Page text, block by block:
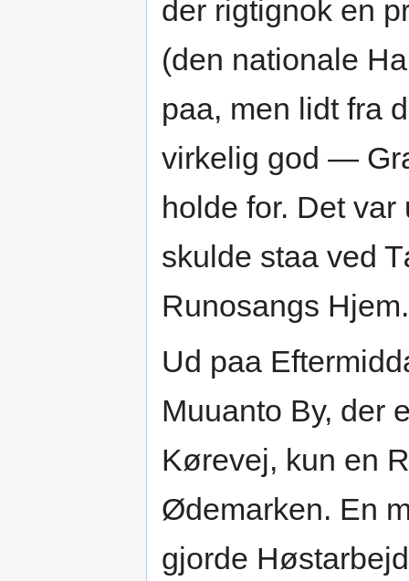
der rigtignok en
(den nationale
paa, men lidt fra
virkelig god —
holde for. Det
skulde staa ved
Runosangs
Ud paa
Muuanto By, der
Kørevej, kun en
Ødemarken. En
gjorde